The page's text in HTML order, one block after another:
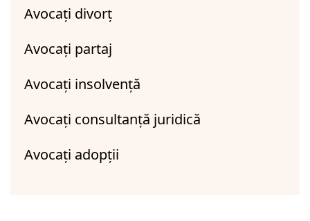
Avocați divorț
Avocați partaj
Avocați insolvență
Avocați consultanță juridică
Avocați adopții